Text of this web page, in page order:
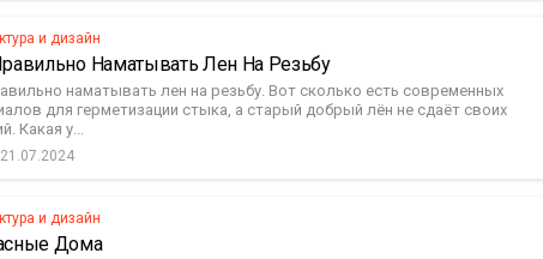
и дизайн
Наматывать Лен На Резьбу
наматывать лен на резьбу. Вот сколько есть современных
для герметизации стыка, а старый добрый лён не сдаёт своих
Какая у...
21.07.2024
и дизайн
Дома